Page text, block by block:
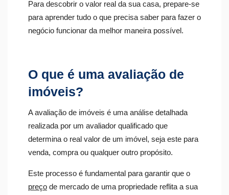
Para descobrir o valor real da sua casa, prepare-se
para aprender tudo o que precisa saber para fazer o
negócio funcionar da melhor maneira possível.
O que é uma avaliação de
imóveis?
A avaliação de imóveis é uma análise detalhada
realizada por um avaliador qualificado que
determina o real valor de um imóvel, seja este para
venda, compra ou qualquer outro propósito.
Este processo é fundamental para garantir que o
preço de mercado de uma propriedade reflita a sua